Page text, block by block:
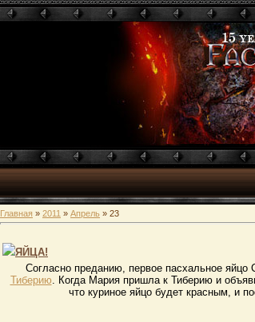
Главная » 2011 » Апрель » 23
ЯЙЦА!
Согласно преданию, первое пасхальное яйцо
Тиберию. Когда Мария пришла к Тиберию и
что куриное яйцо будет красным, и